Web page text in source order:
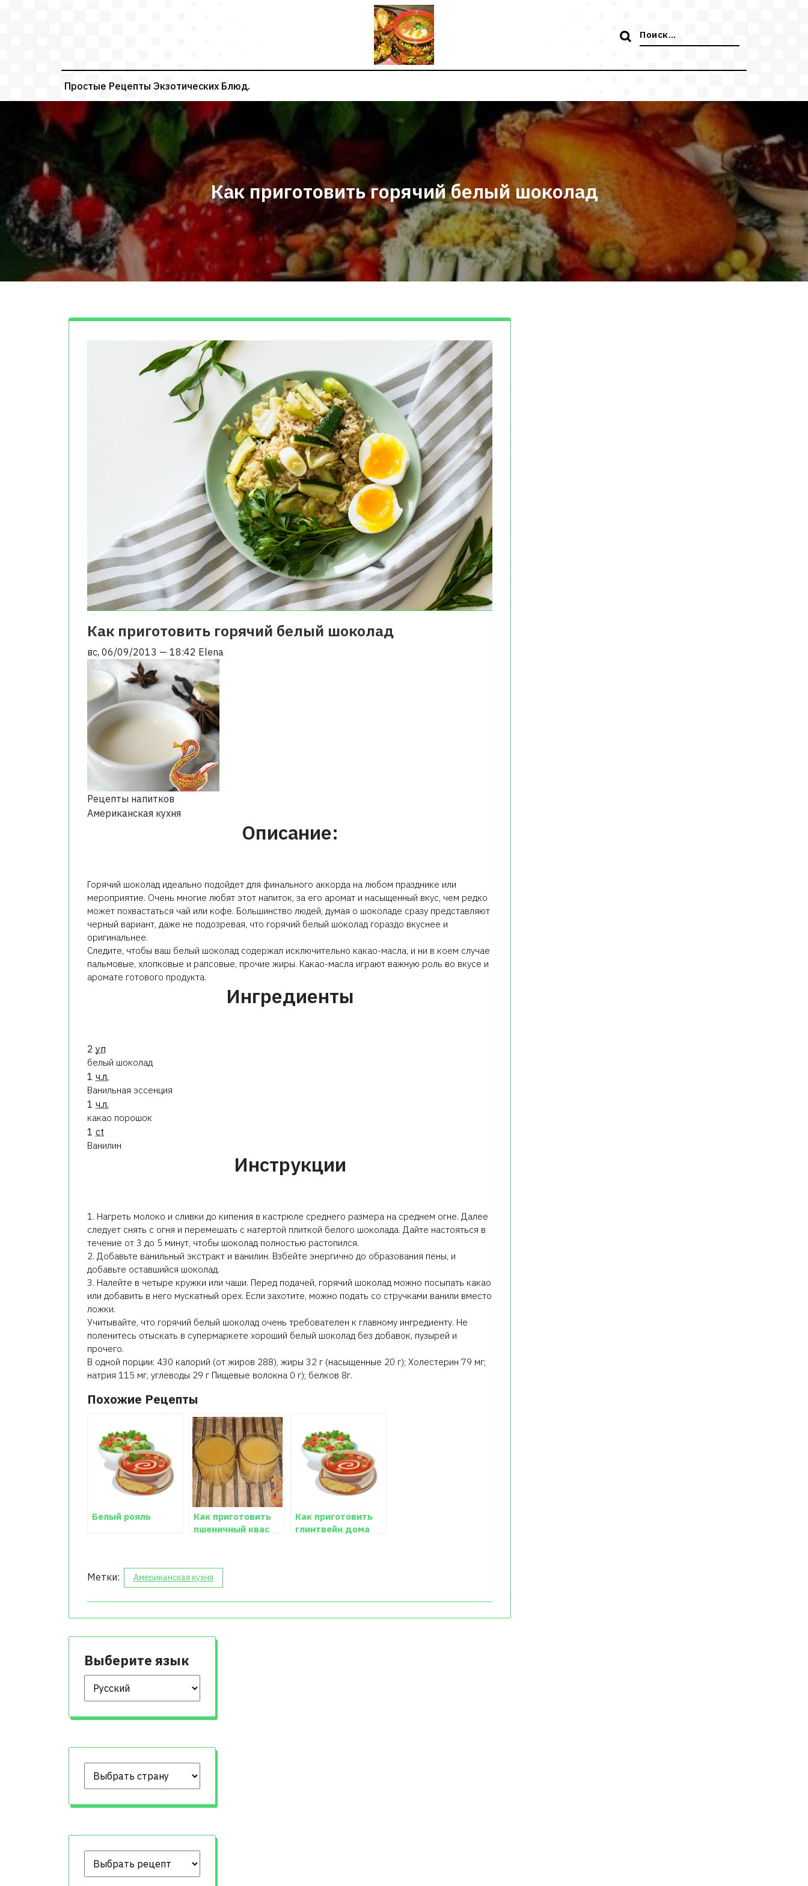
Поиск:
Простые Рецепты Экзотических Блюд.
Как приготовить горячий белый шоколад
Как приготовить горячий белый шоколад
вс, 06/09/2013 — 18:42 Elena
Рецепты напитков
Американская кухня
Описание:
Горячий шоколад идеально подойдет для финального аккорда на любом празднике или
мероприятие. Очень многие любят этот напиток, за его аромат и насыщенный вкус, чем редко
может похвастаться чай или кофе. Большинство людей, думая о шоколаде сразу представляют
черный вариант, даже не подозревая, что горячий белый шоколад гораздо вкуснее и
оригинальнее.
Следите, чтобы ваш белый шоколад содержал исключительно какао-масла, и ни в коем случае
пальмовые, хлопковые и рапсовые, прочие жиры. Какао-масла играют важную роль во вкусе и
аромате готового продукта.
Ингредиенты
2 уп
белый шоколад
1 ч.л.
Ванильная эссенция
1 ч.л.
какао порошок
1 ct
Ванилин
Инструкции
1. Нагреть молоко и сливки до кипения в кастрюле среднего размера на среднем огне. Далее
следует снять с огня и перемешать с натертой плиткой белого шоколада. Дайте настояться в
течение от 3 до 5 минут, чтобы шоколад полностью растопился.
2. Добавьте ванильный экстракт и ванилин. Взбейте энергично до образования пены, и
добавьте оставшийся шоколад.
3. Налейте в четыре кружки или чаши. Перед подачей, горячий шоколад можно посыпать какао
или добавить в него мускатный орех. Если захотите, можно подать со стручками ванили вместо
ложки.
Учитывайте, что горячий белый шоколад очень требователен к главному ингредиенту. Не
поленитесь отыскать в супермаркете хороший белый шоколад без добавок, пузырей и
прочего.
В одной порции: 430 калорий (от жиров 288), жиры 32 г (насыщенные 20 г); Холестерин 79 мг;
натрия 115 мг, углеводы 29 г Пищевые волокна 0 г); белков 8г.
Похожие Рецепты
Белый рояль
Как приготовить
пшеничный квас
Как приготовить
глинтвейн дома
Метки: Американская кухня
Выберите язык
Выберите язык